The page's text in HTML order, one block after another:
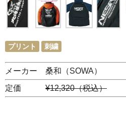
プリント 刺繍
メーカー 桑和（SOWA）
定価 ¥12,320（税込）